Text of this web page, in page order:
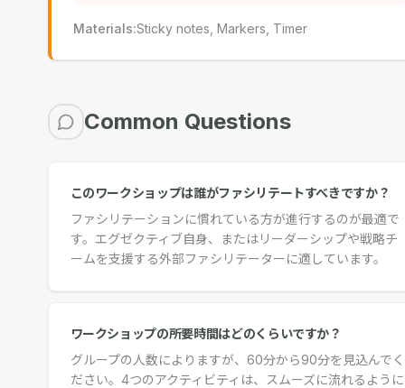
Materials:Sticky notes, Markers, Timer
Common Questions
このワークショップは誰がファシリテートすべきですか？
ファシリテーションに慣れている方が進行するのが最適で
す。エグゼクティブ自身、またはリーダーシップや戦略チ
ームを支援する外部ファシリテーターに適しています。
ワークショップの所要時間はどのくらいですか？
グループの人数によりますが、60分から90分を見込んでく
ださい。4つのアクティビティは、スムーズに流れるように